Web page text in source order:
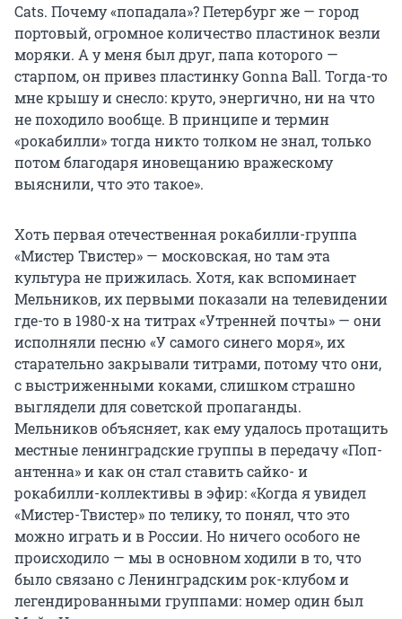
Cats. Почему «попадала»? Петербург же — город
портовый, огромное количество пластинок везли
моряки. А у меня был друг, папа которого —
старпом, он привез пластинку Gonna Ball. Тогда-то
мне крышу и снесло: круто, энергично, ни на что
не походило вообще. В принципе и термин
«рокабилли» тогда никто толком не знал, только
потом благодаря иновещанию вражескому
выяснили, что это такое».
Хоть первая отечественная рокабилли-группа
«Мистер Твистер» — московская, но там эта
культура не прижилась. Хотя, как вспоминает
Мельников, их первыми показали на телевидении
где-то в 1980-х на титрах «Утренней почты» — они
исполняли песню «У самого синего моря», их
старательно закрывали титрами, потому что они,
с выстриженными коками, слишком страшно
выглядели для советской пропаганды.
Мельников объясняет, как ему удалось протащить
местные ленинградские группы в передачу «Поп-
антенна» и как он стал ставить сайко- и
рокабилли-коллективы в эфир: «Когда я увидел
«Мистер-Твистер» по телику, то понял, что это
можно играть и в России. Но ничего особого не
происходило — мы в основном ходили в то, что
было связано с Ленинградским рок-клубом и
легендированными группами: номер один был